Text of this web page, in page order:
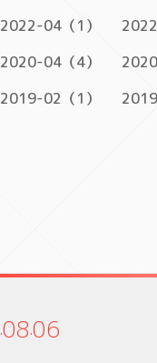
2022-04（1）
2020-04（4）
2019-02（1）
.08.06